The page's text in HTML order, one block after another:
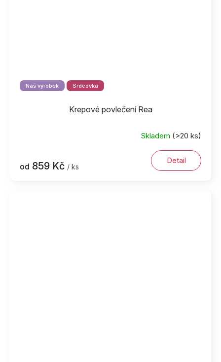
Náš výrobek Srdcovka
Krepové povlečení Rea
Skladem (>20 ks)
od 859 Kč / ks
Detail